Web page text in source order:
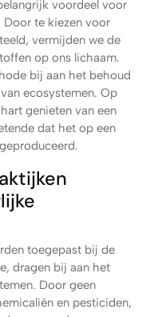
voordeel voor
Door te kiezen voor
vermijden we de
op ons lichaam.
bij aan het behoud
ecosystemen. Op
genieten van een
dat het op een
toegepast bij de
dragen bij aan het
Door geen
en pesticiden,